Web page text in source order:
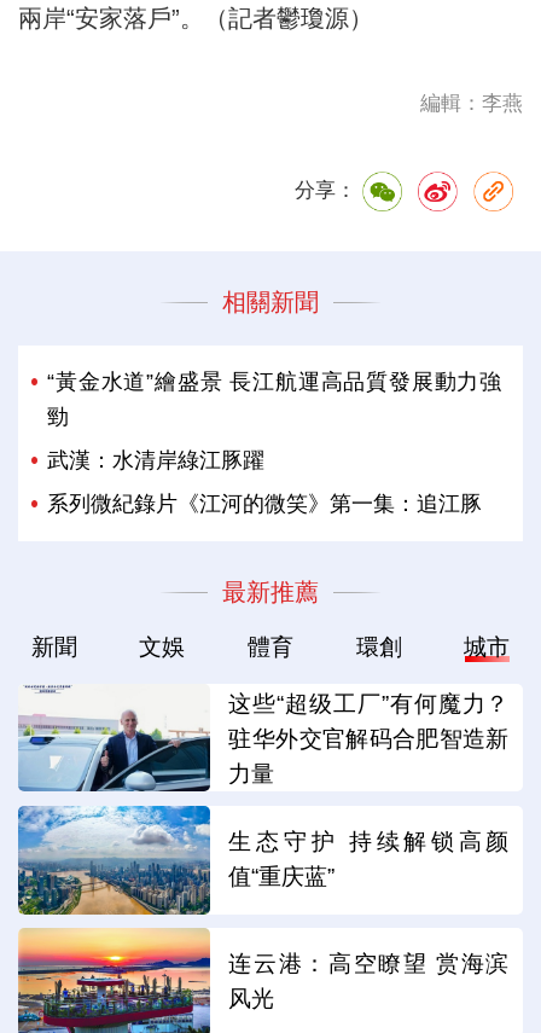
兩岸“安家落戶”。（記者鬱瓊源）
編輯：李燕
分享：
相關新聞
“黃金水道”繪盛景 長江航運高品質發展動力強
勁
武漢：水清岸綠江豚躍
系列微紀錄片《江河的微笑》第一集：追江豚
最新推薦
新聞 文娛 體育 環創 城市
这些“超级工厂”有何魔力？
驻华外交官解码合肥智造新
力量
生态守护 持续解锁高颜
值“重庆蓝”
连云港：高空瞭望 赏海滨
风光